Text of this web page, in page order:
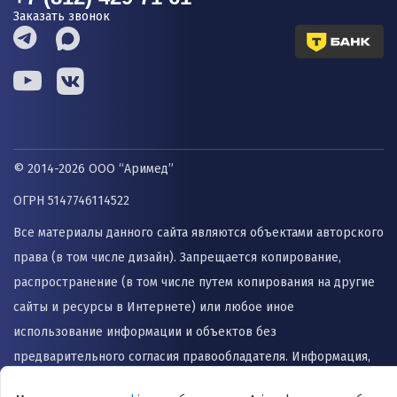
Заказать звонок
© 2014-2026 ООО “Аримед”
ОГРН 5147746114522
Все материалы данного сайта являются объектами авторского
права (в том числе дизайн). Запрещается копирование,
распространение (в том числе путем копирования на другие
сайты и ресурсы в Интернете) или любое иное
использование информации и объектов без
предварительного согласия правообладателя. Информация,